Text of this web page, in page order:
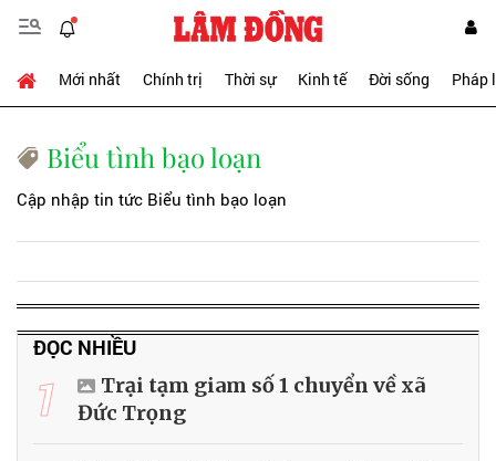
Mới nhất Chính trị Thời sự Kinh tế Đời sống Pháp
Biểu tình bạo loạn
Cập nhập tin tức Biểu tình bạo loạn
ĐỌC NHIỀU
1
Trại tạm giam số 1 chuyển về xã
Đức Trọng